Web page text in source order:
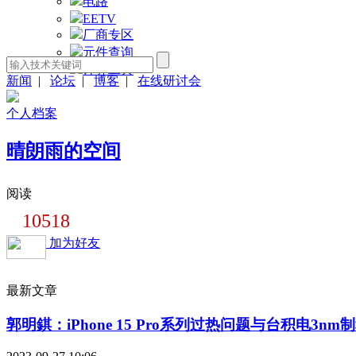
EETV
厂商专区
元件查询
计算工具
新闻
| 论坛 | 博客 | 在线研讨会
个人档案
晴朗雨的空间
阅读
10518
加为好友
最新文章
郭明錤：iPhone 15 Pro系列过热问题与台积电3nm